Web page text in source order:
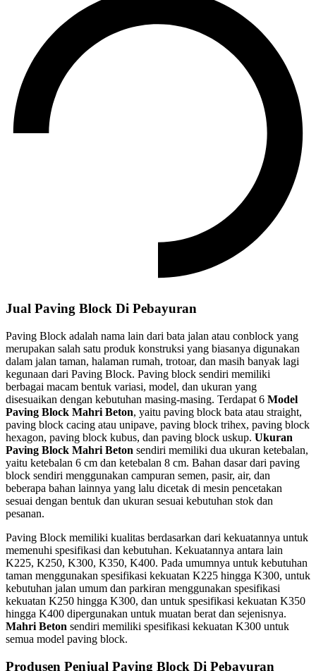
Jual Paving Block Di Pebayuran
Paving Block adalah nama lain dari bata jalan atau conblock yang
merupakan salah satu produk konstruksi yang biasanya digunakan
dalam jalan taman, halaman rumah, trotoar, dan masih banyak lagi
kegunaan dari Paving Block. Paving block sendiri memiliki
berbagai macam bentuk variasi, model, dan ukuran yang
disesuaikan dengan kebutuhan masing-masing. Terdapat 6 Model
Paving Block Mahri Beton, yaitu paving block bata atau straight,
paving block cacing atau unipave, paving block trihex, paving block
hexagon, paving block kubus, dan paving block uskup. Ukuran
Paving Block Mahri Beton sendiri memiliki dua ukuran ketebalan,
yaitu ketebalan 6 cm dan ketebalan 8 cm. Bahan dasar dari paving
block sendiri menggunakan campuran semen, pasir, air, dan
beberapa bahan lainnya yang lalu dicetak di mesin pencetakan
sesuai dengan bentuk dan ukuran sesuai kebutuhan stok dan
pesanan.
Paving Block memiliki kualitas berdasarkan dari kekuatannya untuk
memenuhi spesifikasi dan kebutuhan. Kekuatannya antara lain
K225, K250, K300, K350, K400. Pada umumnya untuk kebutuhan
taman menggunakan spesifikasi kekuatan K225 hingga K300, untuk
kebutuhan jalan umum dan parkiran menggunakan spesifikasi
kekuatan K250 hingga K300, dan untuk spesifikasi kekuatan K350
hingga K400 dipergunakan untuk muatan berat dan sejenisnya.
Mahri Beton sendiri memiliki spesifikasi kekuatan K300 untuk
semua model paving block.
Produsen Penjual Paving Block Di Pebayuran